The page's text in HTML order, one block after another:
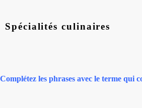
Spécialités culinaires
Complétez les phrases avec le terme qui